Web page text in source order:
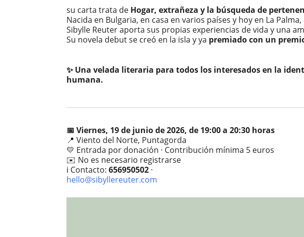
su carta trata de Hogar, extrañeza y la búsqueda de
Nacida en Bulgaria, en casa en varios países y hoy en La Palma,
Sibylle Reuter aporta sus propias experiencias de vida y una
Su novela debut se creó en la isla y ya premiado con un
✨ Una velada literaria para todos los interesados en la
humana.
📅 Viernes, 19 de junio de 2026, de 19:00 a 20:30 horas
📍 Viento del Norte, Puntagorda
💛 Entrada por donación · Contribución mínima 5 euros
✉️ No es necesario registrarse
ℹ️ Contacto:656950502 ·
hello@sibyllereuter.com